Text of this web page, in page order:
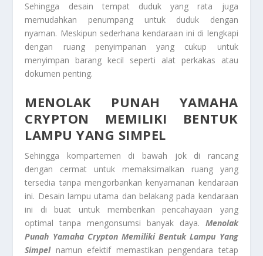
Sehingga desain tempat duduk yang rata juga
memudahkan penumpang untuk duduk dengan
nyaman. Meskipun sederhana kendaraan ini di lengkapi
dengan ruang penyimpanan yang cukup untuk
menyimpan barang kecil seperti alat perkakas atau
dokumen penting.
MENOLAK PUNAH YAMAHA
CRYPTON
MEMILIKI BENTUK
LAMPU YANG SIMPEL
Sehingga kompartemen di bawah jok di rancang
dengan cermat untuk memaksimalkan ruang yang
tersedia tanpa mengorbankan kenyamanan kendaraan
ini. Desain lampu utama dan belakang pada kendaraan
ini di buat untuk memberikan pencahayaan yang
optimal tanpa mengonsumsi banyak daya. Menolak
Punah Yamaha Crypton Memiliki Bentuk Lampu Yang
Simpelnamun efektif memastikan pengendara tetap